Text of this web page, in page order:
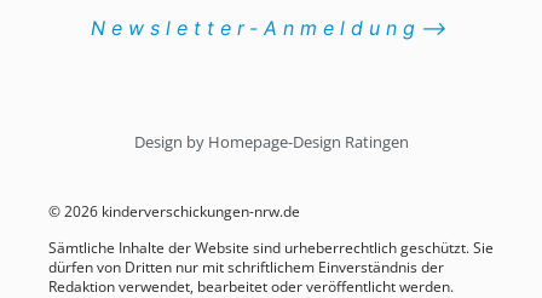
Newsletter-Anmeldung⟶
Design by Homepage-Design Ratingen
© 2026 kinderverschickungen-nrw.de
Sämtliche Inhalte der Website sind urheberrechtlich geschützt. Sie
dürfen von Dritten nur mit schriftlichem Einverständnis der
Redaktion verwendet, bearbeitet oder veröffentlicht werden.